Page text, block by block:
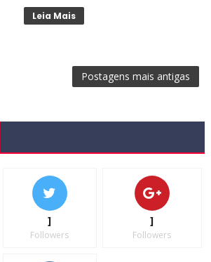
Leia Mais
Postagens mais antigas
]
Followers
]
Followers